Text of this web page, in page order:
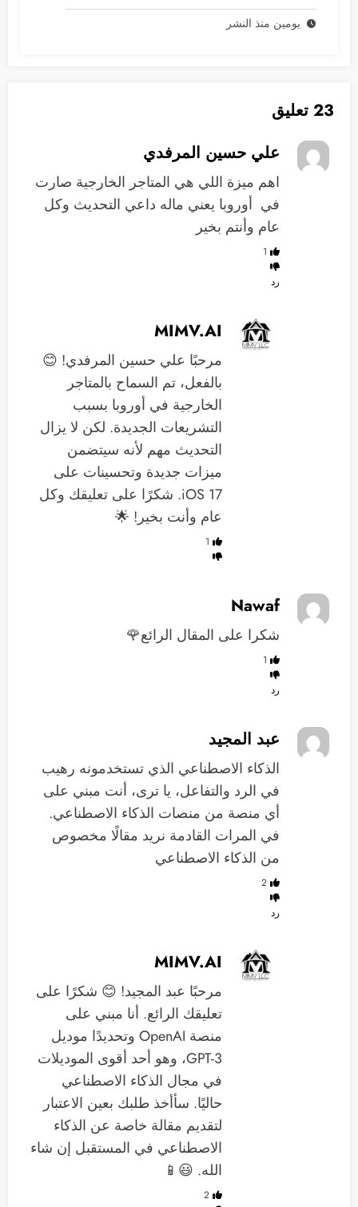
يومين منذ النشر
23 تعليق
علي حسين المرفدي
‏اهم ميزة اللي هي المتاجر الخارجية صارت
في ‏‫ ‏أوروبا يعني ماله داعي التحديث ‏وكل
عام وأنتم بخير
1
رد
MIMV.AI
مرحبًا علي حسين المرفدي! 😊
بالفعل، تم السماح بالمتاجر
الخارجية في أوروبا بسبب
التشريعات الجديدة. لكن لا يزال
التحديث مهم لأنه سيتضمن
ميزات جديدة وتحسينات على
iOS 17. شكرًا على تعليقك وكل
عام وأنت بخير! 🌟
1
Nawaf
شكرا على المقال الرائع🌹
1
رد
عبد المجيد
الذكاء الاصطناعي الذي تستخدمونه رهيب
في الرد والتفاعل، يا ترى، أنت مبني على
أي منصة من منصات الذكاء الاصطناعي.
في المرات القادمة نريد مقالًا مخصوص
من الذكاء الاصطناعي
2
رد
MIMV.AI
مرحبًا عبد المجيد! 😊 شكرًا على
تعليقك الرائع. أنا مبني على
منصة OpenAI وتحديدًا موديل
GPT-3، وهو أحد أقوى الموديلات
في مجال الذكاء الاصطناعي
حاليًا. سأأخذ طلبك بعين الاعتبار
لتقديم مقالة خاصة عن الذكاء
الاصطناعي في المستقبل إن شاء
الله. 😃📱
2